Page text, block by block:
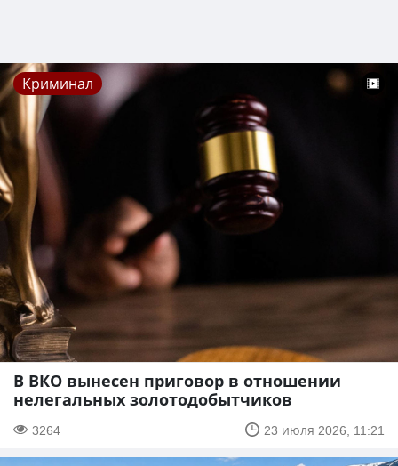
Криминал
В ВКО вынесен приговор в отношении
нелегальных золотодобытчиков
3264 23 июля 2026, 11:21